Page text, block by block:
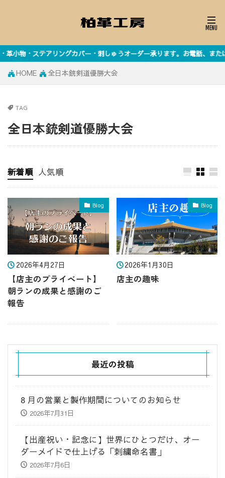
・刺しゅうオーダー承ります。お電話、またはお問い合わせフォーム
HOME 全日本銃剣道優勝大会
TAG
全日本銃剣道優勝大会
新着順 人気順
Blog
2026年4月27日
【店主のプライベート】
朝ランの成果と感謝のご
報告
Blog
2026年1月30日
店主の趣味
最近の投稿
8 月の営業と製作期間についてのお知らせ
2026年7月31日
​【出産祝い・記念に】世界にひとつだけ、オー
ダーメイドで仕上げる「刺繍命名書」
2026年7月6日